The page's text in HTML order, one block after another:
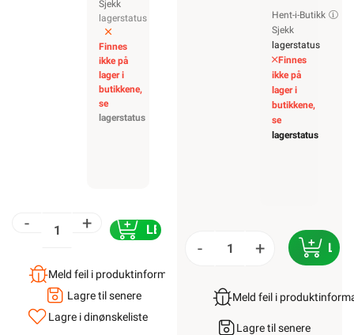
Sjekk
lagerstatus
Finnes
ikke på
lager i
butikkene,
se
lagerstatus
- + LEGG I HANDLEKURV
Meld feil i produktinformasjonen?
Lagre til senere
Lagre i dinønskeliste
Hent-i-Butikk
Sjekk
lagerstatus
Finnes
ikke på
lager i
butikkene,
se
lagerstatus
- +
Meld feil i
Lagre til senere